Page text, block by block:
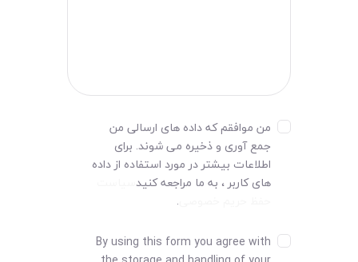
من موافقم که داده های ارسالی من
جمع آوری و ذخیره می شوند. برای
اطلاعات بیشتر در مورد استفاده از داده
های کاربر ، به ما مراجعه کنید
.
By using this form you agree with